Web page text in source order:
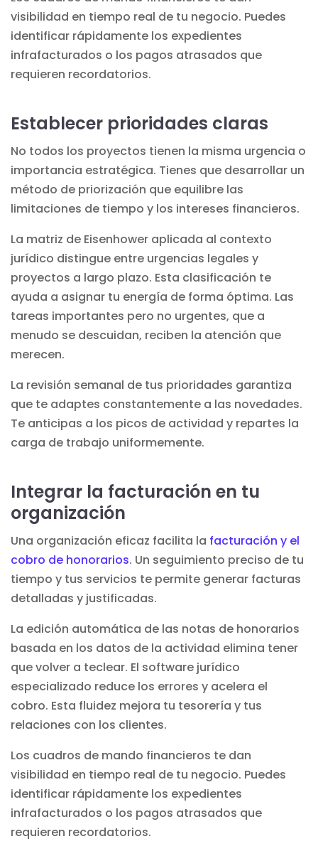
visibilidad en tiempo real de tu negocio. Puedes
identificar rápidamente los expedientes
infrafacturados o los pagos atrasados que
requieren recordatorios.
Establecer prioridades claras
No todos los proyectos tienen la misma urgencia o
importancia estratégica. Tienes que desarrollar un
método de priorización que equilibre las
limitaciones de tiempo y los intereses financieros.
La matriz de Eisenhower aplicada al contexto
jurídico distingue entre urgencias legales y
proyectos a largo plazo. Esta clasificación te
ayuda a asignar tu energía de forma óptima. Las
tareas importantes pero no urgentes, que a
menudo se descuidan, reciben la atención que
merecen.
La revisión semanal de tus prioridades garantiza
que te adaptes constantemente a las novedades.
Te anticipas a los picos de actividad y repartes la
carga de trabajo uniformemente.
Integrar la facturación en tu
organización
Una organización eficaz facilita la facturación y el
cobro de honorarios. Un seguimiento preciso de tu
tiempo y tus servicios te permite generar facturas
detalladas y justificadas.
La edición automática de las notas de honorarios
basada en los datos de la actividad elimina tener
que volver a teclear. El software jurídico
especializado reduce los errores y acelera el
cobro. Esta fluidez mejora tu tesorería y tus
relaciones con los clientes.
Los cuadros de mando financieros te dan
visibilidad en tiempo real de tu negocio. Puedes
identificar rápidamente los expedientes
infrafacturados o los pagos atrasados que
requieren recordatorios.